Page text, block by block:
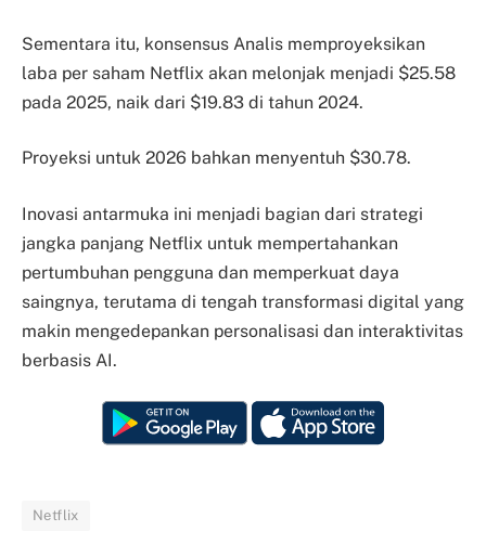
Sementara itu, konsensus Analis memproyeksikan
laba per saham Netflix akan melonjak menjadi $25.58
pada 2025, naik dari $19.83 di tahun 2024.
Proyeksi untuk 2026 bahkan menyentuh $30.78.
Inovasi antarmuka ini menjadi bagian dari strategi
jangka panjang Netflix untuk mempertahankan
pertumbuhan pengguna dan memperkuat daya
saingnya, terutama di tengah transformasi digital yang
makin mengedepankan personalisasi dan interaktivitas
berbasis AI.
Netflix